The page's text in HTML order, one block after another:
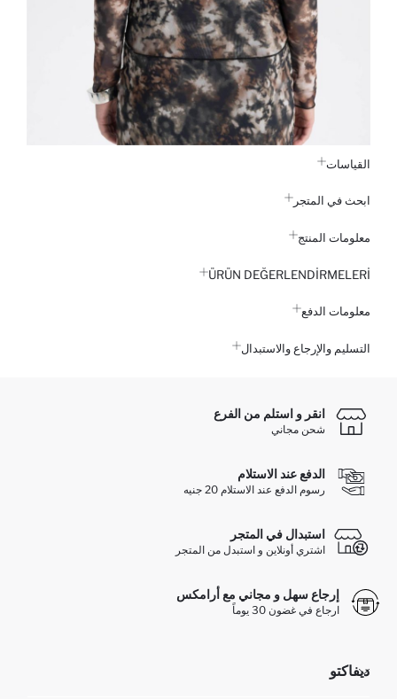
القياسات
ابحث في المتجر
معلومات المنتج
ÜRÜN DEĞERLENDİRMELERİ
معلومات الدفع
التسليم والإرجاع والاستبدال
انقر و استلم من الفرع
شحن مجاني
الدفع عند الاستلام
رسوم الدفع عند الاستلام 20 جنيه
استبدال في المتجر
اشتري أونلاين و استبدل من المتجر
إرجاع سهل و مجاني مع أرامكس
ارجاع في غضون 30 يوماً
ديفاكتو